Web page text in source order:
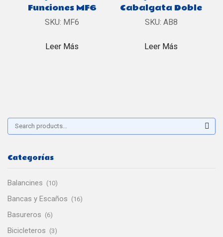
Funciones MF6
SKU: MF6
Leer Más
Cabalgata Doble
SKU: AB8
Leer Más
Buscar:
Categorías
Balancines (10)
Bancas y Escaños (16)
Basureros (6)
Bicicleteros (3)